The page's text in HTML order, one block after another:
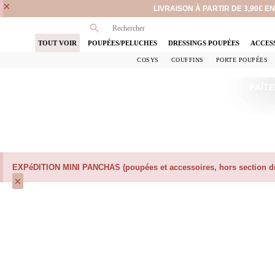
LIVRAISON À PARTIR DE 3,90€
×
TOUT VOIR
POUPÉES/PELUCHES DRESSINGS POUPÉES
COSYS COUFFINS PORTE POUPÉES
EXPéDITION MINI PANCHAS (poupées et accessoires, hors section
×